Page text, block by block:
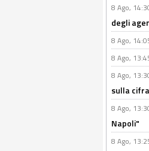
8 Ago,
degli
8 Ago,
8 Ago,
8 Ago,
sulla cifra
8 Ago,
Napoli"
8 Ago,